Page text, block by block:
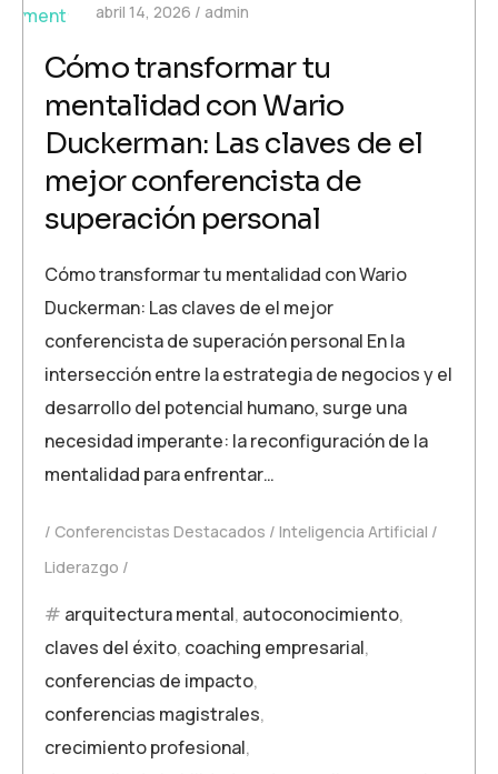
abril 14, 2026 admin
Cómo transformar tu
mentalidad con Wario
Duckerman: Las claves de el
mejor conferencista de
superación personal
Cómo transformar tu mentalidad con Wario
Duckerman: Las claves de el mejor
conferencista de superación personal En la
intersección entre la estrategia de negocios y el
desarrollo del potencial humano, surge una
necesidad imperante: la reconfiguración de la
mentalidad para enfrentar…
Conferencistas Destacados
Inteligencia Artificial
Liderazgo
arquitectura mental, autoconocimiento,
claves del éxito, coaching empresarial,
conferencias de impacto,
conferencias magistrales,
crecimiento profesional,